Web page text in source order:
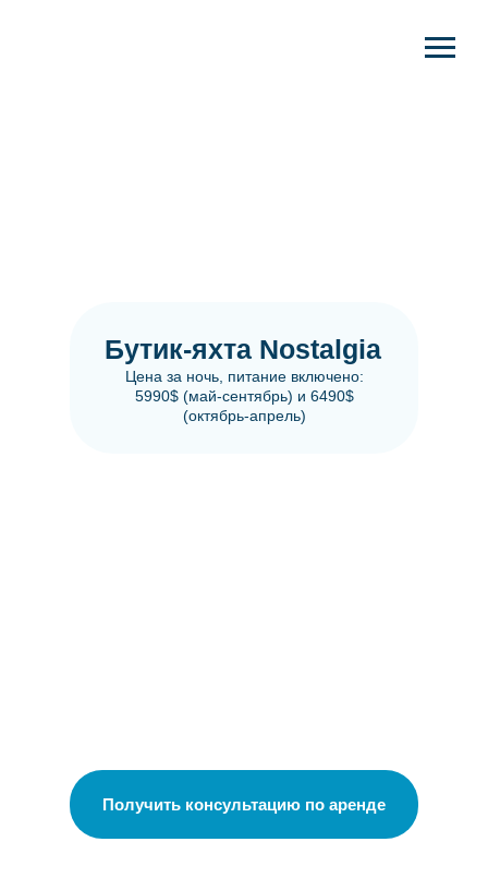
Получить консультацию по аренде
Цена за ночь, питание включено:
5990$ (май-сентябрь) и 6490$
(октябрь-апрель)
Бутик-яхта Nostalgia